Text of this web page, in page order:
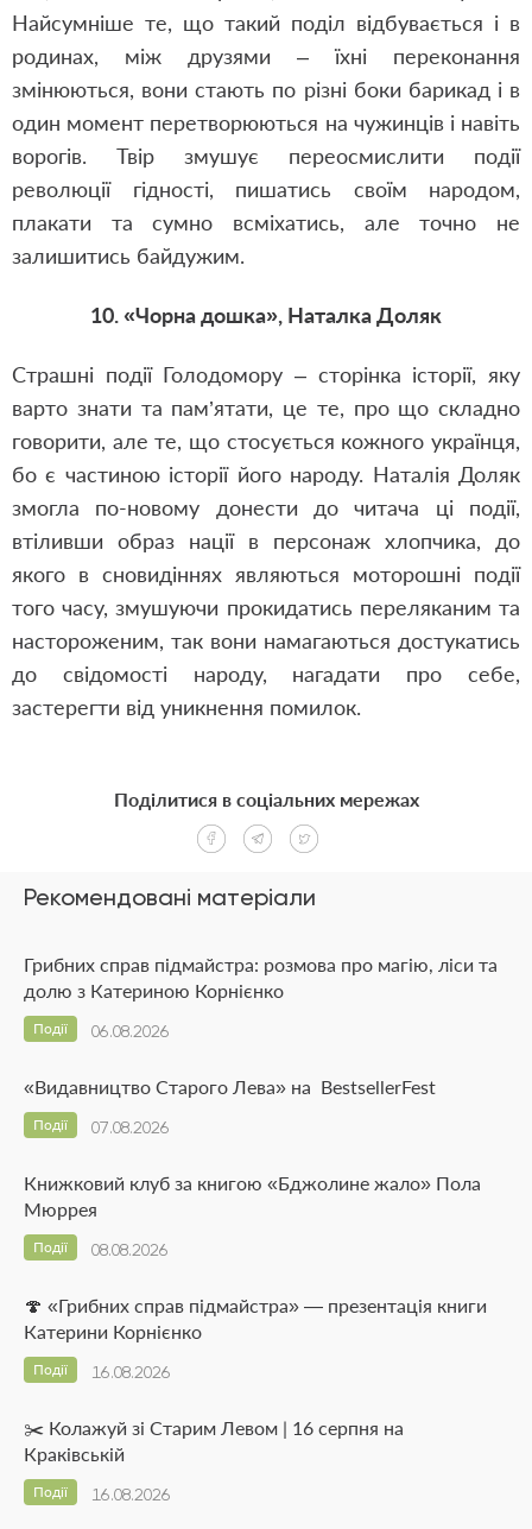
Найсумніше те, що такий поділ відбувається і в
родинах, між друзями – їхні переконання
змінюються, вони стають по різні боки барикад і в
один момент перетворюються на чужинців і навіть
ворогів. Твір змушує переосмислити події
революції гідності, пишатись своїм народом,
плакати та сумно всміхатись, але точно не
залишитись байдужим.
10. «Чорна дошка», Наталка Доляк
Страшні події Голодомору – сторінка історії, яку
варто знати та пам’ятати, це те, про що складно
говорити, але те, що стосується кожного українця,
бо є частиною історії його народу. Наталія Доляк
змогла по-новому донести до читача ці події,
втіливши образ нації в персонаж хлопчика, до
якого в сновидіннях являються моторошні події
того часу, змушуючи прокидатись переляканим та
настороженим, так вони намагаються достукатись
до свідомості народу, нагадати про себе,
застерегти від уникнення помилок.
Рекомендовані матеріали
Грибних справ підмайстра: розмова про магію, ліси та
долю з Катериною Корнієнко
06.08.2026
Події
«Видавництво Старого Лева» на BestsellerFest
07.08.2026
Події
Книжковий клуб за книгою «Бджолине жало» Пола
Мюррея
08.08.2026
Події
🍄 «Грибних справ підмайстра» — презентація книги
Катерини Корнієнко
16.08.2026
Події
✂️ Колажуй зі Старим Левом | 16 серпня на
Краківській
16.08.2026
Події
Поділитися в соціальних мережах